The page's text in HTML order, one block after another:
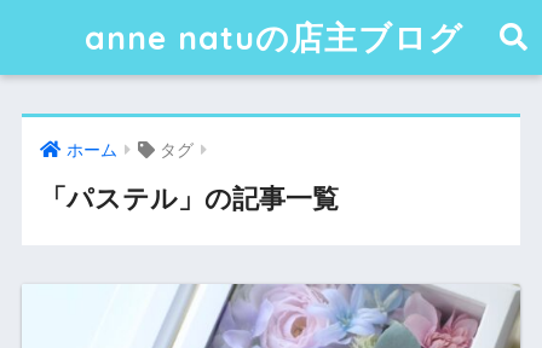
anne natuの店主ブログ
ホーム タグ
「パステル」の記事一覧